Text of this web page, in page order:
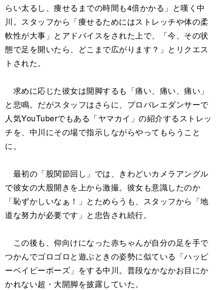
らい太るし、痩せるまでの時間も4倍かかる」と嘆く中
川。スタッフから「痩せるためにはストレッチや体の柔
軟性が大事」とアドバイスをされた上で、「今、その状
態で足を開いたら、どこまで広がります？」とリクエス
トされた。
求めに応じた彼女は開脚するも「痛い、痛い、痛い」
と悲鳴。だがスタッフはさらに、プロバレエダンサーで
人気YouTuberでもある「ヤマカイ」の紹介するストレッ
チを、中川にその場で指示しながらやってもらうこと
に。
最初の「股関節回し」では、きわどいカメラアングル
で彼女の大股開きを上から激撮。彼女も意識したのか
「恥ずかしいなぁ！」とためらうも、スタッフから「地
道な努力が必要です」と忠告され続行。
この後も、仰向けになった赤ちゃんが自分の足を手で
つかんでゴロゴロと遊ぶときの姿勢に似ている「ハッピ
ーベイビーポーズ」をする中川。普段なかなかお目にか
かれない超・大開脚を披露していた。